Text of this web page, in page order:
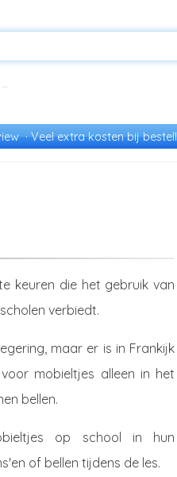
Veel extra kosten bij
keuren die het gebruik van
verbiedt.
maar er is in Frankijk
mobieltjes alleen in het
bellen.
op school in hun
of bellen tijdens de les.